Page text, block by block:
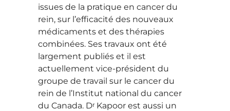
issues de la pratique en cancer du
rein, sur l’efficacité des nouveaux
médicaments et des thérapies
combinées. Ses travaux ont été
largement publiés et il est
actuellement vice-président du
groupe de travail sur le cancer du
rein de l’Institut national du cancer
du Canada. Dr Kapoor est aussi un